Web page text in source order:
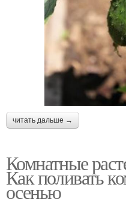
читать дальше →
Комнатные
Как поливать
осенью